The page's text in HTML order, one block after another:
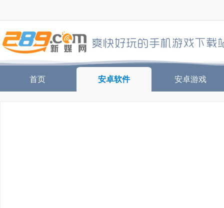
首页 安卓软件 安卓游戏